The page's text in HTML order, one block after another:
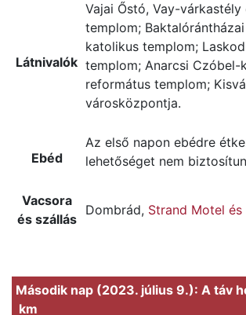
Látnivalók
Vajai Őstó, Vay-
templom;
katolikus templom;
templom; Anarcsi Czóbel-
református templom;
városközpontja.
Ebéd
Az első napon ebédre
lehetőséget nem
Vacsora
és szállás
Dombrád, Strand Motel és
Második nap (2023. július 9.): A táv
km